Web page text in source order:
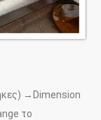
→Dimension
το